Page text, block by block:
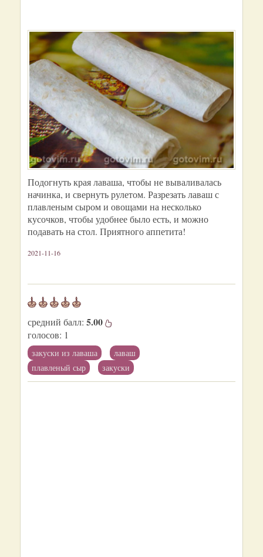
Подогнуть края лаваша, чтобы не вываливалась
начинка, и свернуть рулетом. Разрезать лаваш с
плавленым сыром и овощами на несколько
кусочков, чтобы удобнее было есть, и можно
подавать на стол. Приятного аппетита!
2021-11-16
средний балл: 5.00
голосов: 1
закуски из лаваша
лаваш
плавленый сыр
закуски